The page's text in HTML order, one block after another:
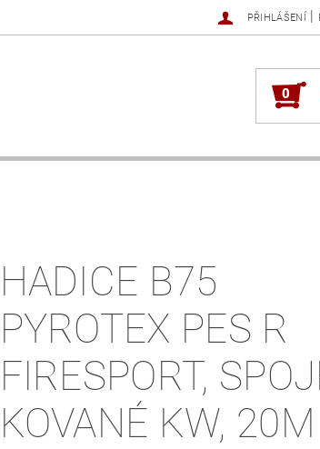
PŘIHLÁŠENÍ |
0
HADICE B75
PYROTEX PES R
FIRESPORT,
KOVANÉ KW, 20M